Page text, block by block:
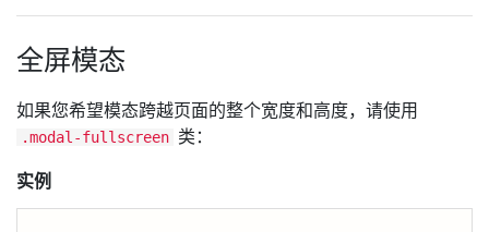
全屏模态
如果您希望模态跨越页面的整个宽度和高度，请使用
.modal-fullscreen 类：
实例